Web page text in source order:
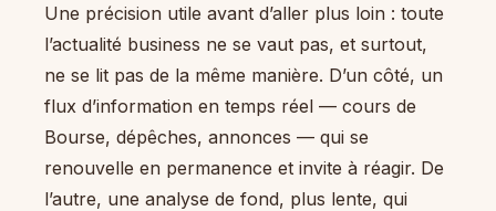
Une précision utile avant d’aller plus loin : toute
l’actualité business ne se vaut pas, et surtout,
ne se lit pas de la même manière. D’un côté, un
flux d’information en temps réel — cours de
Bourse, dépêches, annonces — qui se
renouvelle en permanence et invite à réagir. De
l’autre, une analyse de fond, plus lente, qui